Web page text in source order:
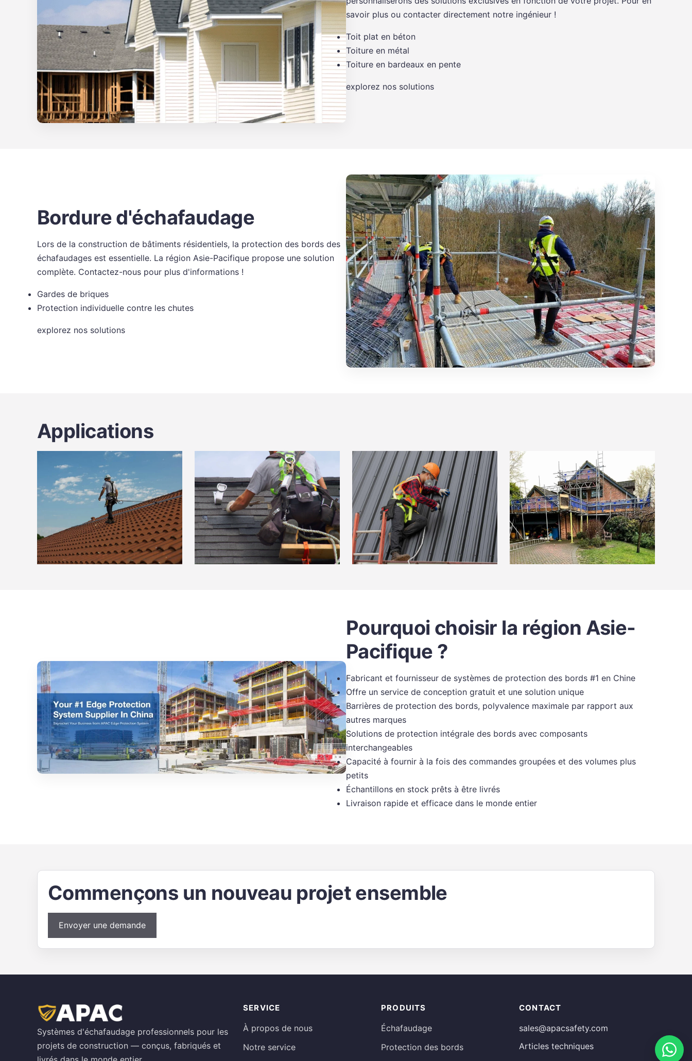
savoir plus ou contacter directement notre ingénieur !
Toit plat en béton
Toiture en métal
Toiture en bardeaux en pente
explorez nos solutions
Bordure d'échafaudage
Lors de la construction de bâtiments résidentiels, la protection des bords des
échafaudages est essentielle. La région Asie-Pacifique propose une solution
complète. Contactez-nous pour plus d'informations !
Gardes de briques
Protection individuelle contre les chutes
explorez nos solutions
Applications
Pourquoi choisir la région Asie-
Pacifique ?
Fabricant et fournisseur de systèmes de protection des bords #1 en Chine
Offre un service de conception gratuit et une solution unique
Barrières de protection des bords, polyvalence maximale par rapport aux
autres marques
Solutions de protection intégrale des bords avec composants
interchangeables
Capacité à fournir à la fois des commandes groupées et des volumes plus
petits
Échantillons en stock prêts à être livrés
Livraison rapide et efficace dans le monde entier
Commençons un nouveau projet ensemble
Envoyer une demande
Systèmes d'échafaudage professionnels pour les
projets de construction — conçus, fabriqués et
SERVICE
À propos de nous
Notre service
PRODUITS
Échafaudage
Protection des bords
CONTACT
sales@apacsafety.com
Articles techniques
Spanish
Finnish